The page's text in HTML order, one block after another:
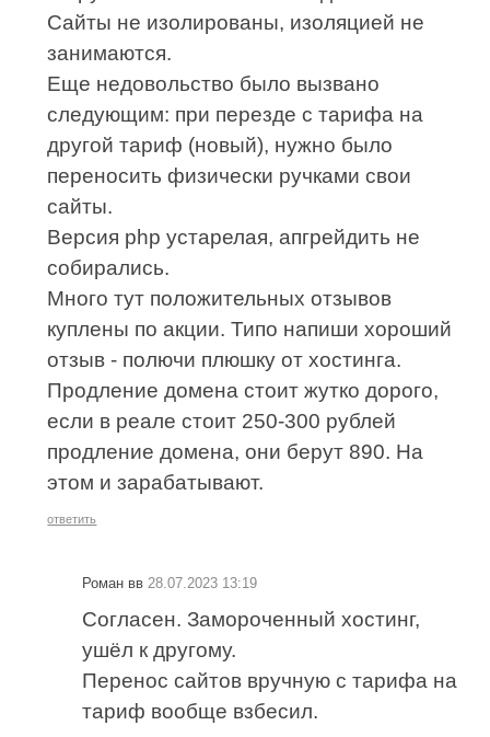
Сайты не изолированы, изоляцией не
занимаются.
Еще недовольство было вызвано
следующим: при перезде с тарифа на
другой тариф (новый), нужно было
переносить физически ручками свои
сайты.
Версия php устарелая, апгрейдить не
собирались.
Много тут положительных отзывов
куплены по акции. Типо напиши хороший
отзыв - полючи плюшку от хостинга.
Продление домена стоит жутко дорого,
если в реале стоит 250-300 рублей
продление домена, они берут 890. На
этом и зарабатывают.
ответить
Роман вв 28.07.2023 13:19
Согласен. Замороченный хостинг,
ушёл к другому.
Перенос сайтов вручную с тарифа на
тариф вообще взбесил.